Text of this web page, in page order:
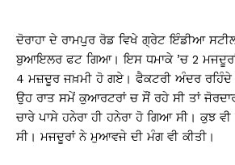
ਦੋਰਾਹਾ ਦੇ ਰਾਮਪੁਰ ਰੋਡ ਵਿਖੇ ਗ੍ਰੇਟ ਇੰਡੀਆ
ਬੁਆਇਲਰ ਫਟ ਗਿਆ। ਇਸ ਧਮਾਕੇ ’ਚ 2
4 ਮਜ਼ਦੂਰ ਜਖ਼ਮੀ ਹੋ ਗਏ। ਫੈਕਟਰੀ ਅੰਦਰ
ਉਹ ਰਾਤ ਸਮੇਂ ਕੁਆਰਟਰਾਂ ਚ ਸੌਂ ਰਹੇ ਸੀ ਤਾਂ
ਚਾਰੇ ਪਾਸੇ ਹਨੇਰਾ ਹੀ ਹਨੇਰਾ ਹੋ ਗਿਆ ਸੀ। ਕੁਝ ਵੀ
ਸੀ। ਮਜਦੂਰਾਂ ਨੇ ਮੁਆਵਜੇ ਦੀ ਮੰਗ ਵੀ ਕੀਤੀ।